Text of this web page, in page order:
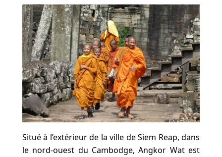
Situé à l’extérieur de la ville de Siem Reap, dans
le nord-ouest du Cambodge, Angkor Wat est